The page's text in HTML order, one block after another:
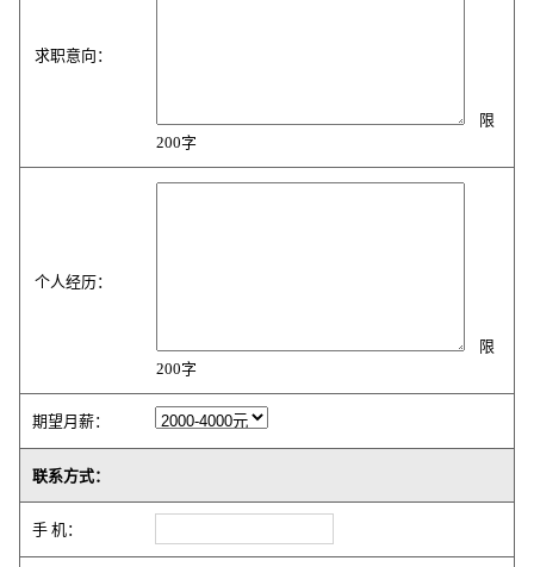
求职意向：
限
200字
个人经历：
限
200字
期望月薪：
联系方式：
手 机：